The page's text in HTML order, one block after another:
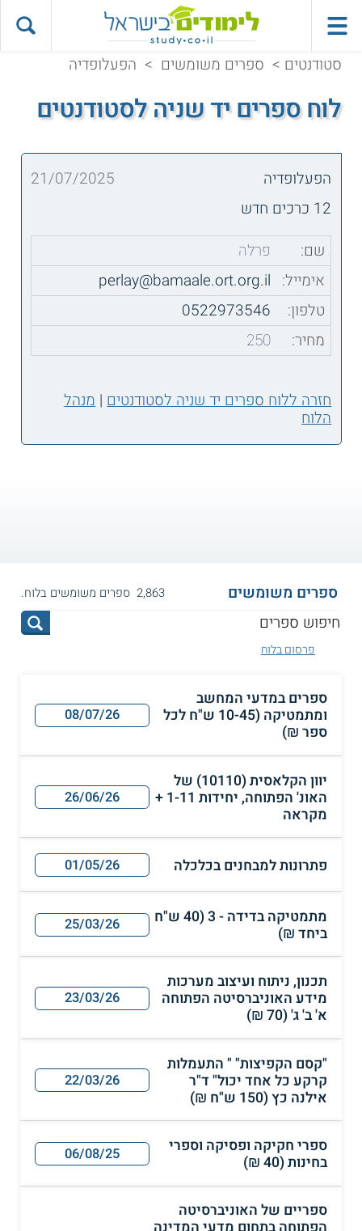
סטודנטים > ספרים משומשים > הפעלופדיה
לוח ספרים יד שניה לסטודנטים
הפעלופדיה
21/07/2025
12 כרכים חדש
שם:
פרלה
אימייל: perlay@bamaale.ort.org.il
טלפון:
0522973546
מחיר:
250
חזרה ללוח ספרים יד שניה לסטודנטים|מנהל
הלוח
ספרים משומשים 2,863 ספרים משומשים בלוח.
פרסום בלוח
ספרים במדעי המחשב
ומתמטיקה (10-45 ש"ח לכל
ספר ₪)
08/07/26
יוון הקלאסית (10110) של
האונ' הפתוחה, יחידות 1-11 +
מקראה
26/06/26
פתרונות למבחנים בכלכלה 01/05/26
מתמטיקה בדידה - 3 (40 ש"ח
ביחד ₪)
25/03/26
תכנון, ניתוח ועיצוב מערכות
מידע האוניברסיטה הפתוחה
א' ב' ג' (70 ₪)
23/03/26
"קסם הקפיצות" " התעמלות
קרקע כל אחד יכול" ד"ר
אילנה כץ (150 ש"ח ₪)
22/03/26
ספרי חקיקה ופסיקה וספרי
בחינות (40 ₪)
06/08/25
ספריים של האוניברסיטה